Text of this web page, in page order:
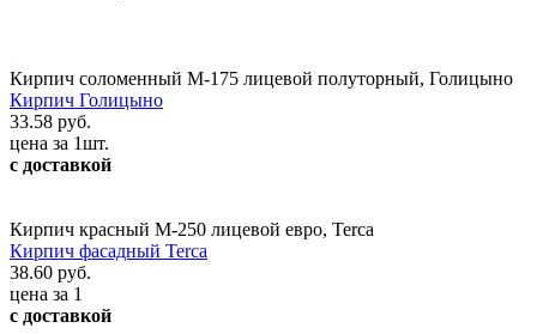
Кирпич соломенный М-175 лицевой полуторный, Голицыно
Кирпич Голицыно
33.58 руб.
цена за 1шт.
с доставкой
Кирпич красный М-250 лицевой евро, Terca
Кирпич фасадный Terca
38.60 руб.
цена за 1
с доставкой